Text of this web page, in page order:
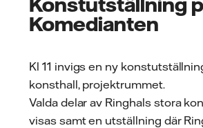
Komedianten
Kl 11 invigs en ny
konsthall, projektrummet.
Valda delar av Ringhals stora
visas samt en utställning där